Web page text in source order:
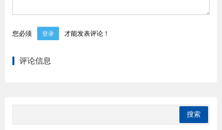
您必须 登录 才能发表评论！
评论信息